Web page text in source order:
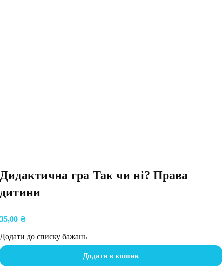
Дидактична гра Так чи ні? Права
дитини
35,00 ₴
Додати до списку бажань
Додати в кошик